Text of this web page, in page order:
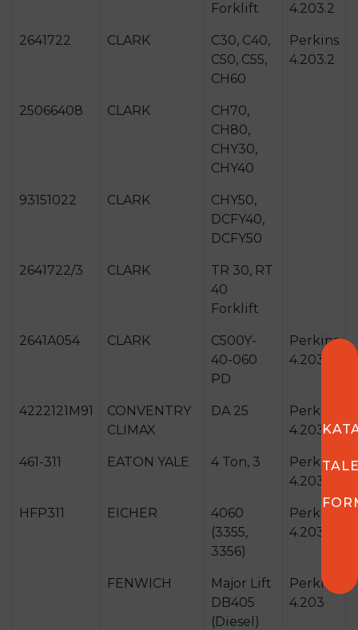
Forklift
4.203.2
2641722 CLARK
C30, C40,
C50, C55,
CH60
Perkins
4.203.2
25066408 CLARK
CH70,
CH80,
CHY30,
CHY40
93151022 CLARK
CHY50,
DCFY40,
DCFY50
2641722/3 CLARK
TR 30, RT
40
Forklift
2641A054 CLARK
C500Y-
40-060
PD
Perkins
4.203.2
4222121M91
CONVENTRY
CLIMAX
DA 25
Perkins
4.203.2
461-311 EATON YALE 4 Ton, 3
Perkins
4.203.2
HFP311 EICHER
4060
(3355,
3356)
Perkins
4.203.2
FENWICH
Major Lift
DB405
(Diesel)
Perkins
4.203